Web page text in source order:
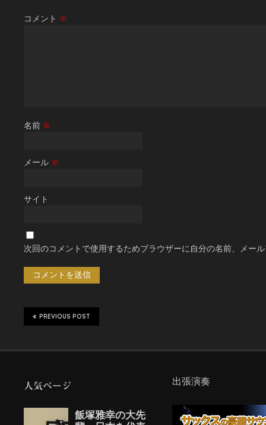
コメント ※
名前 ※
メール ※
サイト
次回のコメントで使用するためブラウザーに自分の名前、メー
PREVIOUS POST
人気ページ 出張演奏